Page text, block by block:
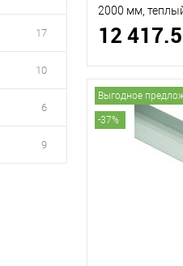
17
10
6
9
2000 мм,
(ДИЛАЙТ)
12
Выгодное
-37%